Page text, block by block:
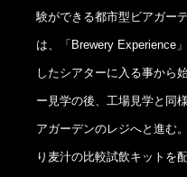
験ができる都市型ビアガー
は、「Brewery Experience
したシアターに入る事から
ー見学の後、工場見学と同
アガーデンのレジへと進む
り麦汁の比較試飲キットを